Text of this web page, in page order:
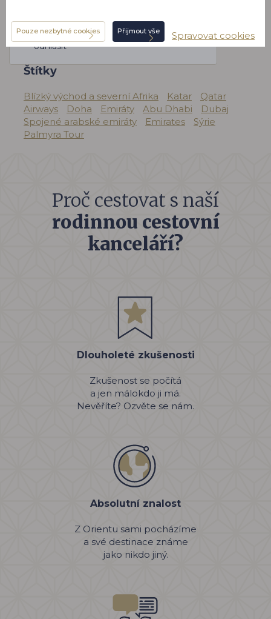
Můžete se kdykoliv
odhlásit
Štítky
Blízký východ a severní Afrika Katar
Qatar
Airways
Doha Emiráty Abu Dhabi
Dubaj
Spojené arabské emiráty
Emirates
Sýrie
Palmyra Tour
Proč cestovat s naší
rodinnou cestovní
kanceláří?
Dlouholeté zkušenosti
Zkušenost se počítá
a jen málokdo ji má.
Nevěříte? Ozvěte se nám.
Absolutní znalost
Z Orientu sami pocházíme
a své destinace známe
jako nikdo jiný.
Pouze nezbytné cookies Přijmout vše Spravovat cookies